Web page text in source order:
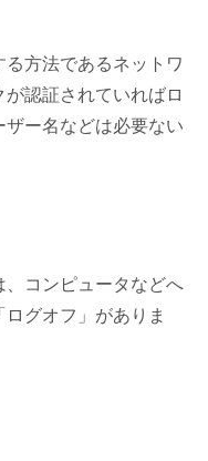
方法であるネットワ
認証されていればロ
ー名などは必要ない
、コンピュータなどへ
グオフ」がありま